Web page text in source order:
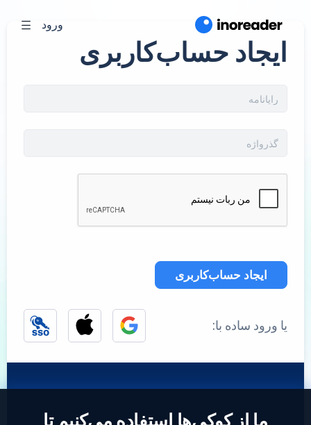
ورود
ایجاد حساب‌کاربری
ایجاد حساب‌کاربری
یا ورود ساده با:
ما از کوکی‌ها استفاده می‌کنیم تا